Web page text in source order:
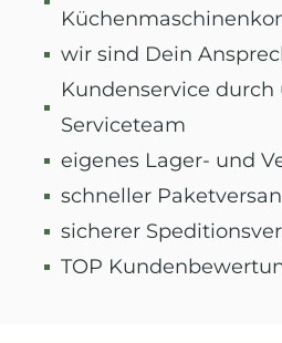
wir sind Dein
Kundenservice durch
Serviceteam
eigenes Lager- und
schneller
sicherer
TOP